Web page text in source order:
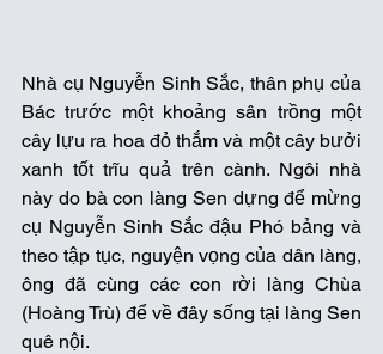
Nhà cụ Nguyễn Sinh Sắc, thân phụ của
Bác trước một khoảng sân trồng một
cây lựu ra hoa đỏ thắm và một cây bưởi
xanh tốt trĩu quả trên cành. Ngôi nhà
này do bà con làng Sen dựng để mừng
cụ Nguyễn Sinh Sắc đậu Phó bảng và
theo tập tục, nguyện vọng của dân làng,
ông đã cùng các con rời làng Chùa
(Hoàng Trù) để về đây sống tại làng Sen
quê nội.